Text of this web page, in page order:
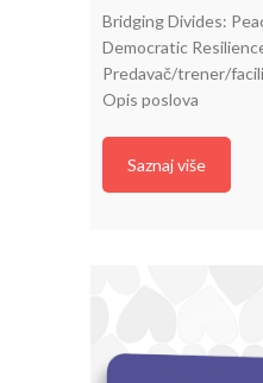
Bridging Divides:
Democratic
Predavač/trener/
Opis poslova
Saznaj više